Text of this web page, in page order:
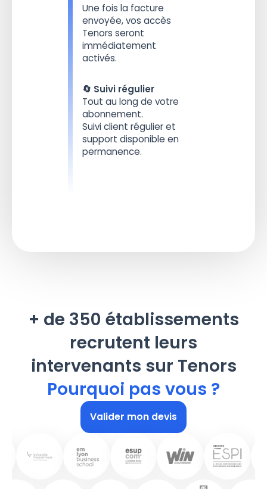
Une fois la facture
envoyée, vos accès
Tenors seront
immédiatement
activés.
🔄 Suivi régulier
Tout au long de votre
abonnement.
Suivi client régulier et
support disponible en
permanence.
+ de 350 établissements
recrutent leurs
intervenants sur Tenors
Pourquoi pas vous ?
Valider mon devis